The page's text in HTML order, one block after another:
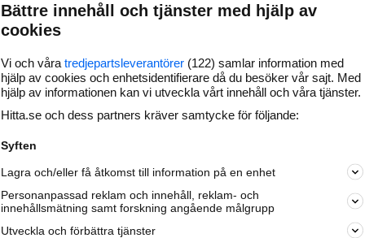
Marknadsför företaget på
nya kunder och
samarbetspartners nära dig.
Läs mer här
Bättre innehåll och tjänster med hjälp av
cookies
Vi och våra tredjepartsleverantörer (122) samlar information med
hjälp av cookies och enhetsidentifierare då du besöker vår sajt. Med
hjälp av informationen kan vi utveckla vårt innehåll och våra tjänster.
Hitta.se och dess partners kräver samtycke för följande:
Syften
Lagra och/eller få åtkomst till information på en enhet
Personanpassad reklam och innehåll, reklam- och
innehållsmätning samt forskning angående målgrupp
Utveckla och förbättra tjänster